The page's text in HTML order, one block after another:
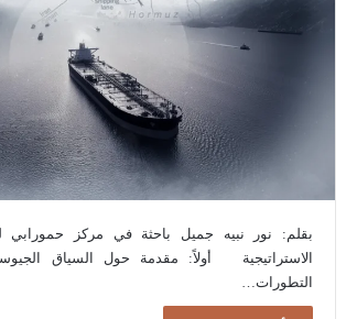
بقلم: نور نبيه جميل باحثة في مركز حمورابي
الاستراتيجية أولاً: مقدمة حول السياق
التطورات…